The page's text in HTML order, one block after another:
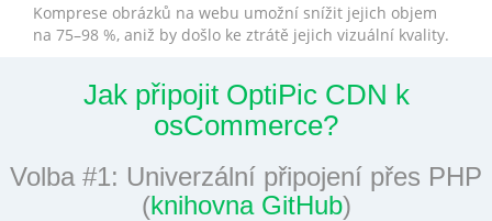
Komprese obrázků na webu umožní snížit jejich objem
na 75–98 %, aniž by došlo ke ztrátě jejich vizuální kvality.
Jak připojit OptiPic CDN k
osCommerce?
Volba #1: Univerzální připojení přes PHP
(knihovna GitHub)